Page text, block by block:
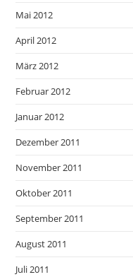
Mai 2012
April 2012
März 2012
Februar 2012
Januar 2012
Dezember 2011
November 2011
Oktober 2011
September 2011
August 2011
Juli 2011